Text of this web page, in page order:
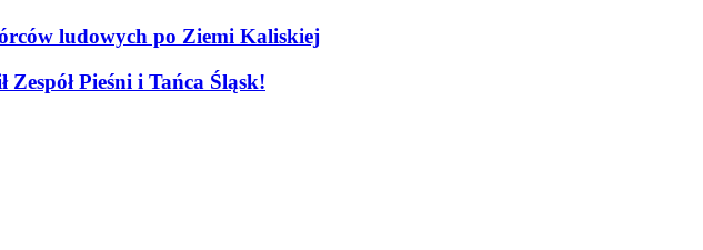
ludowych po Ziemi Kaliskiej
Pieśni i Tańca Śląsk!